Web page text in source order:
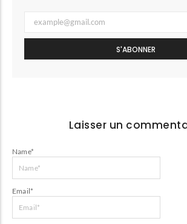
S'ABONNER
Laisser un
Name*
Email*